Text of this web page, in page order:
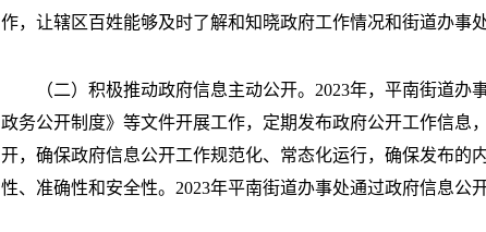
作，让辖区百姓能够及时了解和知晓政府工作情况和街道办事
（二）积极推动政府信息主动公开。 2023年，平南街道办
政务公开制度》等文件开展工作，定期发布政府公开工作信息
开，确保政府信息公开工作规范化、常态化运行，确保发布的
性、准确性和安全性。2023年平南街道办事处通过政府信息公